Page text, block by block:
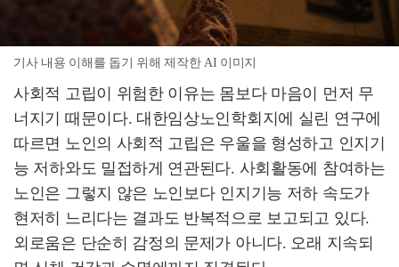
기사 내용 이해를 돕기 위해 제작한 AI 이미지
사회적 고립이 위험한 이유는 몸보다 마음이 먼저 무
너지기 때문이다. 대한임상노인학회지에 실린 연구에
따르면 노인의 사회적 고립은 우울을 형성하고 인지기
능 저하와도 밀접하게 연관된다. 사회활동에 참여하는
노인은 그렇지 않은 노인보다 인지기능 저하 속도가
현저히 느리다는 결과도 반복적으로 보고되고 있다.
외로움은 단순히 감정의 문제가 아니다. 오래 지속되